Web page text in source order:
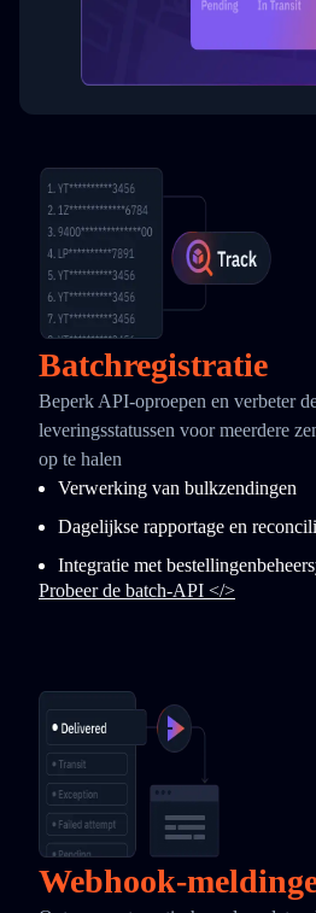
Batchregistratie
Beperk API-oproepen en verbeter
leveringsstatussen voor meerdere
op te halen
Verwerking van bulkzendingen
Dagelijkse rapportage en
Integratie met
Probeer de batch-API </>
Webhook-